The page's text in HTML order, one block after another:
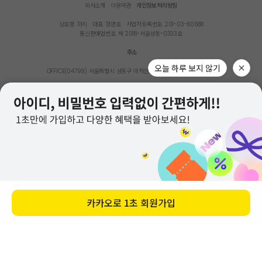
회사소개 이용약관 개인정보처리방침
상호명. 마지 대표. 정영호
사업자등록번호. 201-03-60688
통신판매업번호. 제 2018-서울성동-0333호
주소
OFFICE(04799) 서울특별시 성동구 아차산로11가길 35, 2층(성수동2가)
ONLINE STORE
TEL:02)462-7550
TEL:02)518-7550
Copyright. 마지앤바질리 all rights reserved.
오늘 하루 보지 않기
카카오로 1초 회원가입